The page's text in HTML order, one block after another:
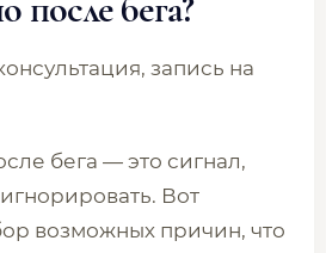
запись на
бега — это сигнал,
Вот
возможных причин, что